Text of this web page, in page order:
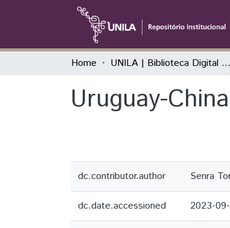
Home UNILA | Biblioteca Digital de Trabalhos de Conclusão de Curso
Uruguay-
dc.contributor.author Senra
dc.date.accessioned 2023-